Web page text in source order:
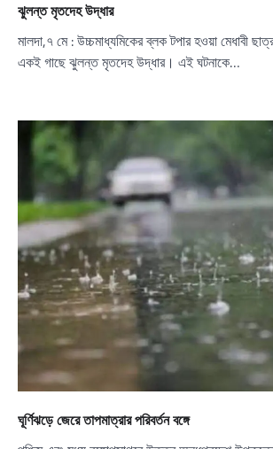
ঝুলন্ত মৃতদেহ উদ্ধার
মালদা,৭ মে : উচ্চমাধ্যমিকের ব্লক টপার হওয়া মেধাবী
একই গাছে ঝুলন্ত মৃতদেহ উদ্ধার। এই ঘটনাকে…
ঘূর্ণিঝড়ে জেরে তাপমাত্রার পরিবর্তন বঙ্গে